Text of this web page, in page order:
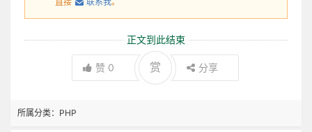
正文到此结束
赞 0 赏 分享
所属分类： PHP